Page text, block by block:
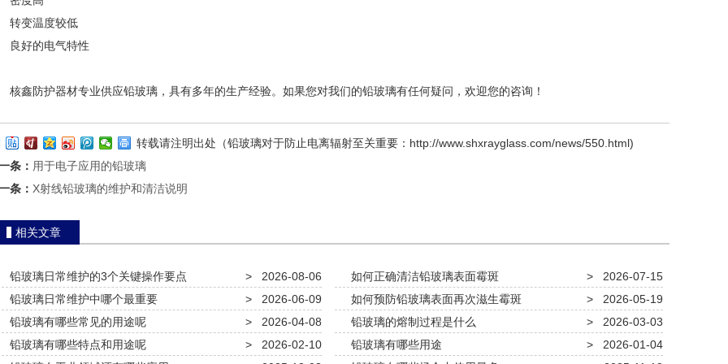
变温度较低
好的电气特性
鑫防护器材专业供应铅玻璃，具有多年的生产经验。如果您对我们的铅玻璃有任何疑问，欢迎您的咨询！
转载请注明出处（铅玻璃对于防止电离辐射至关重要： http://www.shxrayglass.com/news/550.html)
一条： 用于电子应用的铅玻璃
条： X射线铅玻璃的维护和清洁说明
相关文章
2026-08-06
>
铅玻璃日常维护的3个关键操作要点 2026-07-15
>
如何正确清洁铅玻璃表面霉斑
2026-06-09
>
铅玻璃日常维护中哪个最重要 2026-05-19
>
如何预防铅玻璃表面再次滋生霉斑
2026-04-08
>
铅玻璃有哪些常见的用途呢 2026-03-03
>
铅玻璃的熔制过程是什么
2026-02-10
>
铅玻璃有哪些特点和用途呢 2026-01-04
>
铅玻璃有哪些用途